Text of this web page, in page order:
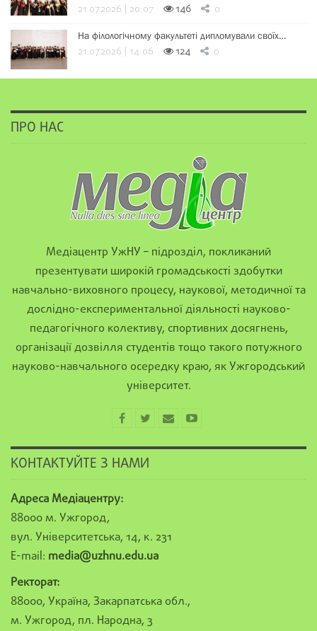
21.07.2026 | 20:07 146 0
На філологічному факультеті дипломували своїх…
21.07.2026 | 14:06 124 0
ПРО НАС
Медіацентр УжНУ – підрозділ, покликаний
презентувати широкій громадськості здобутки
навчально-виховного процесу, наукової, методичної та
дослідно-експериментальної діяльності науково-
педагогічного колективу, спортивних досягнень,
організації дозвілля студентів тощо такого потужного
науково-навчального осередку краю, як Ужгородський
університет.
КОНТАКТУЙТЕ З НАМИ
Адреса Медіацентру:
88000 м. Ужгород,
вул. Університетська, 14, к. 231
E-mail: media@uzhnu.edu.ua
Ректорат:
88000, Україна, Закарпатська обл.,
м. Ужгород, пл. Народна, 3